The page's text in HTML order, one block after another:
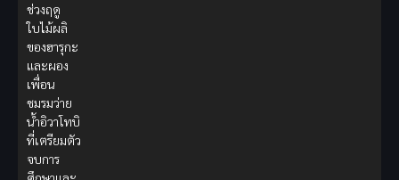
ช่วงฤดู
ใบไม้ผลิ
ของฮารุกะ
และผอง
เพื่อน
ชมรมว่าย
น้ำอิวาโทบิ
ที่เตรียมตัว
จบการ